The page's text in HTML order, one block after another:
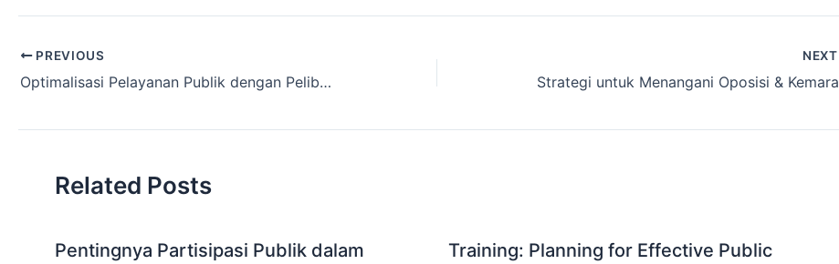
y
Li
n
e
b
o
k
dI
n
A
p
PREVIOUS
Optimalisasi Pelayanan Publik dengan Pelibatan Masyarakat
NEXT
Related Posts
Pentingnya Partisipasi Publik dalam
Training: Planning for Effective Public